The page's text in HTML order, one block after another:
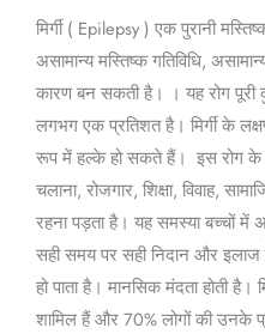
मिर्गी ( Epilepsy ) एक पुरानी
असामान्य मस्तिष्क गतिविधि,
कारण बन सकती है। । यह रोग पूरी
लगभग एक प्रतिशत है। मिर्गी के
रूप में हल्के हो सकते हैं। इस रोग के
चलाना, रोजगार, शिक्षा, विवाह,
रहना पड़ता है। यह समस्या बच्चों में
सही समय पर सही निदान और इलाज
हो पाता है। मानसिक मंदता होती
शामिल हैं और 70% लोगों की उनके
(Epilepsy
in
children:
Causes,
diagnosis
and
treatment